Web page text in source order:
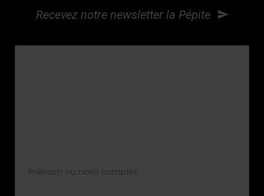
Recevez notre newsletter la Pépite